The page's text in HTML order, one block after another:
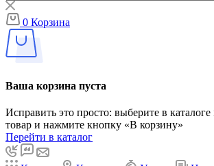
0 Корзина
Ваша корзина пуста
Исправить это просто: выберите в
товар и нажмите кнопку «В корзину»
Перейти в каталог